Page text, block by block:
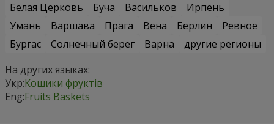
Белая Церковь
Буча Васильков
Ирпень
Умань
Варшава Прага Вена Берлин
Ревное
Бургас
Солнечный берег Варна
другие регионы
На других языках:
Укр:Кошики фруктів
Eng:Fruits Baskets